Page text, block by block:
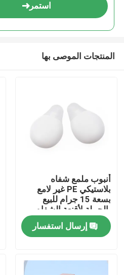
استمر
المنتجات الموصى بها
أنبوب ملمع شفاه
بلاستيكي PE غير لامع
بسعة 15 جرام للبيع
بالجملة لأقنعة الشفاه
وتعبئة مستحضرات
التجميلإرسال استفسار